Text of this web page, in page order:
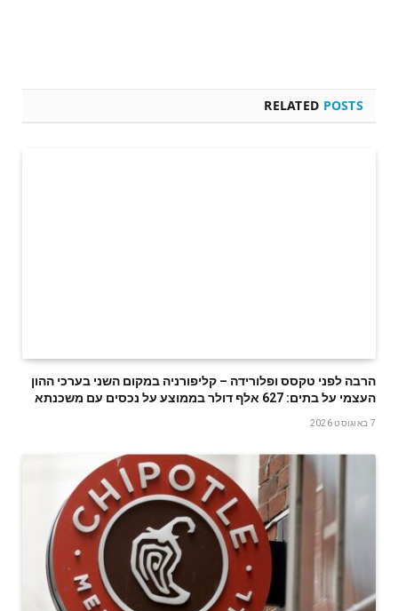
RELATED POSTS
הרבה לפני טקסס ופלורידה – קליפורניה במקום השני בערכי ההון
העצמי על בתים: 627 אלף דולר בממוצע על נכסים עם משכנתא
7 באוגוסט 2026